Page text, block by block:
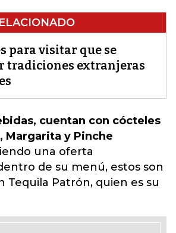
para visitar que se
tradiciones extranjeras
cuentan con cócteles
Margarita y Pinche
una oferta
de su menú, estos son
Tequila Patrón, quien es su